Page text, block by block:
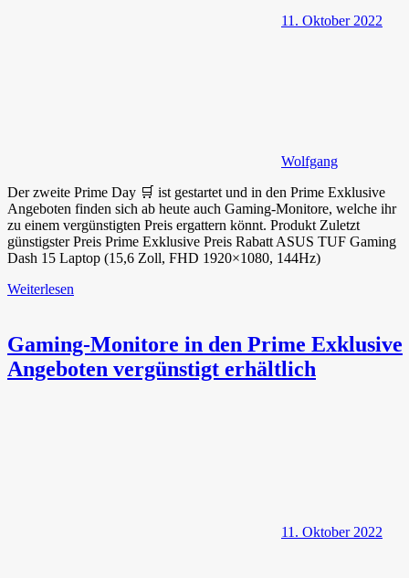
11. Oktober 2022
Wolfgang
Der zweite Prime Day 🛒 ist gestartet und in den Prime Exklusive
Angeboten finden sich ab heute auch Gaming-Monitore, welche ihr
zu einem vergünstigten Preis ergattern könnt. Produkt Zuletzt
günstigster Preis Prime Exklusive Preis Rabatt ASUS TUF Gaming
Dash 15 Laptop (15,6 Zoll, FHD 1920×1080, 144Hz)
Weiterlesen
Gaming-Monitore in den Prime Exklusive
Angeboten vergünstigt erhältlich
11. Oktober 2022